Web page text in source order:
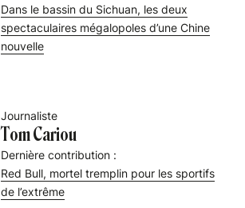
Dans le bassin du Sichuan, les deux
spectaculaires mégalopoles d’une Chine
nouvelle
Journaliste
Tom Cariou
Dernière contribution :
Red Bull, mortel tremplin pour les sportifs
de l’extrême